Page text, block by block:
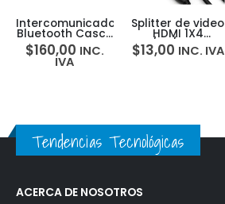
Intercomunicador
Bluetooth Casco
Lexin Et-com
1000m 2-pack
$160,00 INC.
IVA
Splitter de video
HDMI 1X4
4K/2K/1080p –
Replica video x4
$13,00 INC. IVA
Tendencias Tecnológicas
ACERCA DE NOSOTROS